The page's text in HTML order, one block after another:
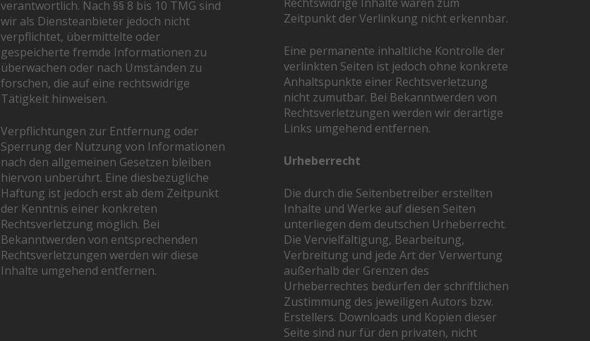
verantwortlich. Nach §§ 8 bis 10 TMG sind
wir als Diensteanbieter jedoch nicht
verpflichtet, übermittelte oder
gespeicherte fremde Informationen zu
überwachen oder nach Umständen zu
forschen, die auf eine rechtswidrige
Tätigkeit hinweisen.
Verpflichtungen zur Entfernung oder
Sperrung der Nutzung von Informationen
nach den allgemeinen Gesetzen bleiben
hiervon unberührt. Eine diesbezügliche
Haftung ist jedoch erst ab dem Zeitpunkt
der Kenntnis einer konkreten
Rechtsverletzung möglich. Bei
Bekanntwerden von entsprechenden
Rechtsverletzungen werden wir diese
Inhalte umgehend entfernen.
Zeitpunkt der Verlinkung nicht erkennbar.
Eine permanente inhaltliche Kontrolle der
verlinkten Seiten ist jedoch ohne konkrete
Anhaltspunkte einer Rechtsverletzung
nicht zumutbar. Bei Bekanntwerden von
Rechtsverletzungen werden wir derartige
Links umgehend entfernen.
Urheberrecht
Die durch die Seitenbetreiber erstellten
Inhalte und Werke auf diesen Seiten
unterliegen dem deutschen Urheberrecht.
Die Vervielfältigung, Bearbeitung,
Verbreitung und jede Art der Verwertung
außerhalb der Grenzen des
Urheberrechtes bedürfen der schriftlichen
Zustimmung des jeweiligen Autors bzw.
Erstellers. Downloads und Kopien dieser
Seite sind nur für den privaten, nicht